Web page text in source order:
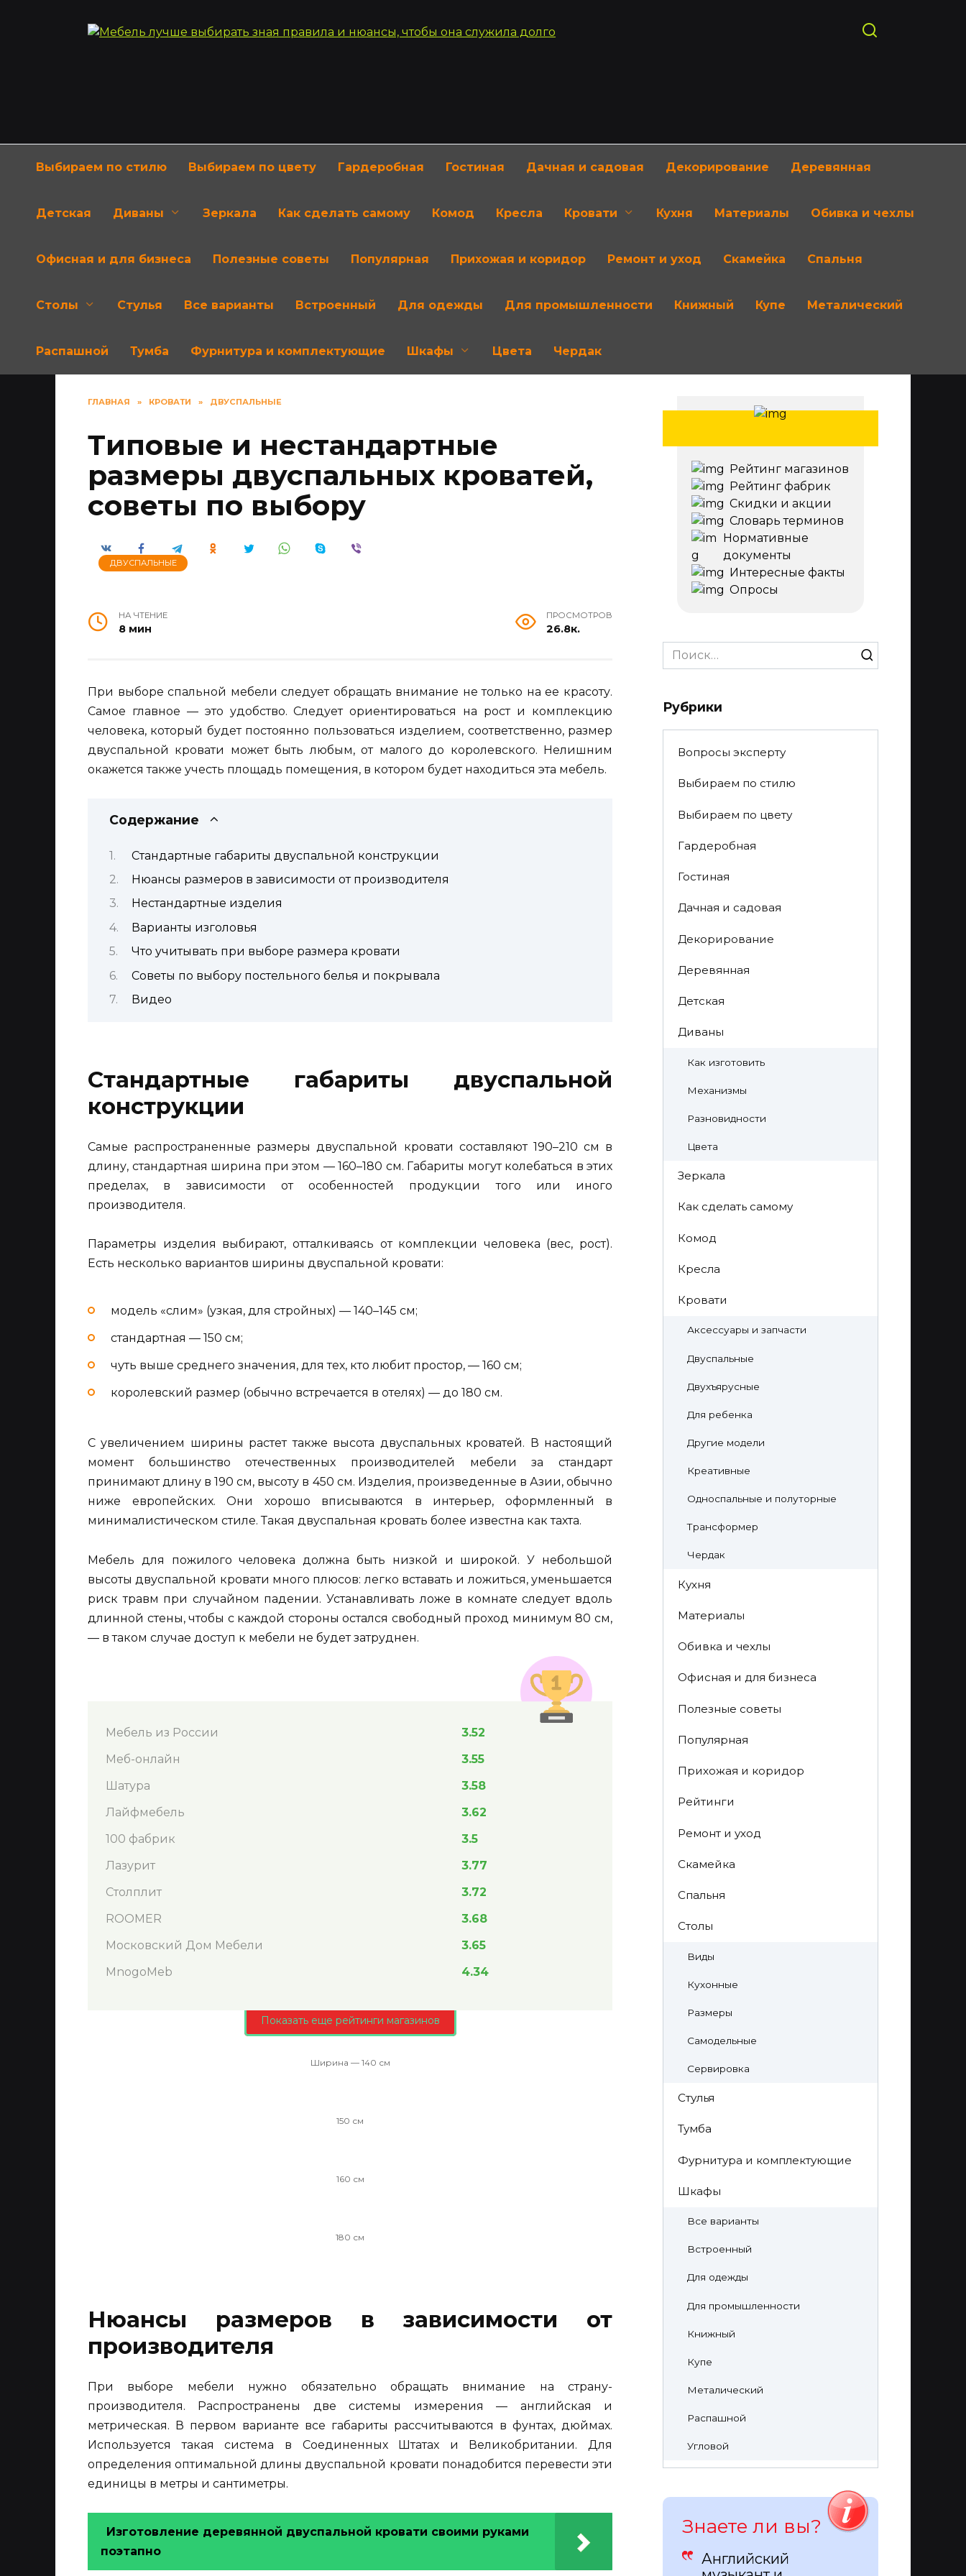
Выбираем по стилю Выбираем по цвету Гардеробная Гостиная Дачная и садовая Декорирование Деревянная
Детская Диваны Зеркала Как сделать самому Комод Кресла Кровати Кухня Материалы Обивка и чехлы
Офисная и для бизнеса Полезные советы Популярная Прихожая и коридор Ремонт и уход Скамейка Спальня
Столы Стулья Все варианты Встроенный Для одежды Для промышленности Книжный Купе Металический
Распашной Тумба Фурнитура и комплектующие Шкафы Цвета Чердак
ГЛАВНАЯ » КРОВАТИ » ДВУСПАЛЬНЫЕ
Типовые и нестандартные
размеры двуспальных кроватей,
советы по выбору
ДВУСПАЛЬНЫЕ
НА ЧТЕНИЕ
8 мин
ПРОСМОТРОВ
26.8к.
При выборе спальной мебели следует обращать внимание не только на ее красоту.
Самое главное — это удобство. Следует ориентироваться на рост и комплекцию
человека, который будет постоянно пользоваться изделием, соответственно, размер
двуспальной кровати может быть любым, от малого до королевского. Нелишним
окажется также учесть площадь помещения, в котором будет находиться эта мебель.
Содержание
Стандартные габариты двуспальной конструкции
Нюансы размеров в зависимости от производителя
Нестандартные изделия
Варианты изголовья
Что учитывать при выборе размера кровати
Советы по выбору постельного белья и покрывала
Видео
Стандартные габариты двуспальной
конструкции
Самые распространенные размеры двуспальной кровати составляют 190–210 см в
длину, стандартная ширина при этом — 160–180 см. Габариты могут колебаться в этих
пределах, в зависимости от особенностей продукции того или иного
производителя.
Параметры изделия выбирают, отталкиваясь от комплекции человека (вес, рост).
Есть несколько вариантов ширины двуспальной кровати:
модель «слим» (узкая, для стройных) — 140–145 см;
стандартная — 150 см;
чуть выше среднего значения, для тех, кто любит простор, — 160 см;
королевский размер (обычно встречается в отелях) — до 180 см.
С увеличением ширины растет также высота двуспальных кроватей. В настоящий
момент большинство отечественных производителей мебели за стандарт
принимают длину в 190 см, высоту в 450 см. Изделия, произведенные в Азии, обычно
ниже европейских. Они хорошо вписываются в интерьер, оформленный в
минималистическом стиле. Такая двуспальная кровать более известна как тахта.
Мебель для пожилого человека должна быть низкой и широкой. У небольшой
высоты двуспальной кровати много плюсов: легко вставать и ложиться, уменьшается
риск травм при случайном падении. Устанавливать ложе в комнате следует вдоль
длинной стены, чтобы с каждой стороны остался свободный проход минимум 80 см,
— в таком случае доступ к мебели не будет затруднен.
Мебель из России
3.52
Меб-онлайн
3.55
Шатура
3.58
Лайфмебель
3.62
100 фабрик
3.5
Лазурит
3.77
Столплит
3.72
ROOMER
3.68
Московский Дом Мебели
3.65
MnogoMeb
4.34
Показать еще рейтинги магазинов
Ширина — 140 см
150 см
160 см
180 см
Нюансы размеров в зависимости от
производителя
При выборе мебели нужно обязательно обращать внимание на страну-
производителя. Распространены две системы измерения — английская и
метрическая. В первом варианте все габариты рассчитываются в фунтах, дюймах.
Используется такая система в Соединенных Штатах и Великобритании. Для
определения оптимальной длины двуспальной кровати понадобится перевести эти
единицы в метры и сантиметры.
Изготовление деревянной двуспальной кровати своими руками
поэтапно
Рейтинг магазинов
Рейтинг фабрик
Скидки и акции
Словарь терминов
Нормативные
документы
Интересные факты
Опросы
Search
for:
Рубрики
Вопросы эксперту
Выбираем по стилю
Выбираем по цвету
Гардеробная
Гостиная
Дачная и садовая
Декорирование
Деревянная
Детская
Диваны
Как изготовить
Механизмы
Разновидности
Цвета
Зеркала
Как сделать самому
Комод
Кресла
Кровати
Аксессуары и запчасти
Двуспальные
Двухъярусные
Для ребенка
Другие модели
Креативные
Односпальные и полуторные
Трансформер
Чердак
Кухня
Материалы
Обивка и чехлы
Офисная и для бизнеса
Полезные советы
Популярная
Прихожая и коридор
Рейтинги
Ремонт и уход
Скамейка
Спальня
Столы
Виды
Кухонные
Размеры
Самодельные
Сервировка
Стулья
Тумба
Фурнитура и комплектующие
Шкафы
Все варианты
Встроенный
Для одежды
Для промышленности
Книжный
Купе
Металический
Распашной
Угловой
Знаете ли вы?
Английский